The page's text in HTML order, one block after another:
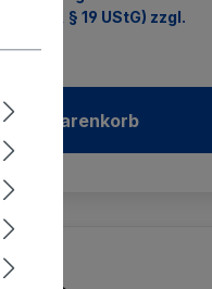
§ 19 UStG) zzgl.
den Warenkorb